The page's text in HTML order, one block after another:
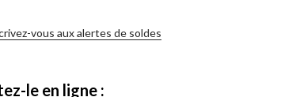
vous aux alertes de soldes
le en ligne :